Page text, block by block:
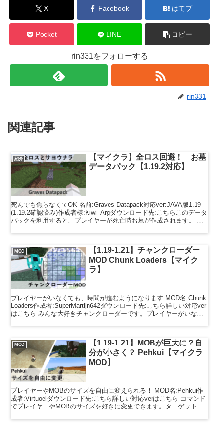
X Facebook はてブ
Pocket LINE コピー
rin331をフォローする
rin331
関連記事
紹介
【マイクラ】全ロス回避！ お墓
データパック【1.19.2対応】
死んでも焦らなくてOK 名前:Graves Datapack対応ver:JAVA版1.19
(1.19.2確認済み)作成者様:Kiwi_Argダウンロード先:こちらこのデータ
パックを利用すると、プレイヤーが死亡時お墓が作成されます。 説
MOD
【1.19-1.21】チャンクローダー
MOD Chunk Loaders【マイク
ラ】
プレイヤーがいなくても、時間が進むようになります MOD名:Chunk
Loaders作成者:SuperMartijn642ダウンロード先:こちら詳しい対応ver
はこちら みんな大好きチャンクローダーです。プレイヤーがいなく
MOD
【1.19-1.21】MOBが巨大に？自
分が小さく？ Pehkui【マイクラ
MOD】
プレイヤーやMOBのサイズを自由に変えられる！ MOD名:Pehkui作
成者:Virtuoelダウンロード先:こちら詳しい対応verはこちら コマンド
でプレイヤーやMOBのサイズを好きに変更できます。ターゲットセ